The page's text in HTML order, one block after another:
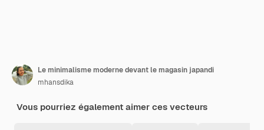
Le minimalisme moderne devant le magasin japandi
mhansdika
Vous pourriez également aimer ces vecteurs